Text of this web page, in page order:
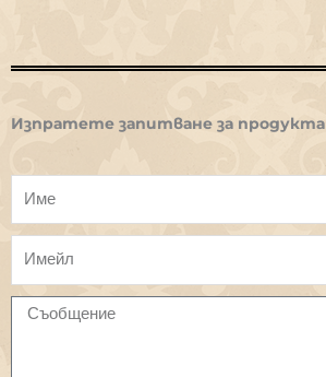
Изпратете запитване за продукта